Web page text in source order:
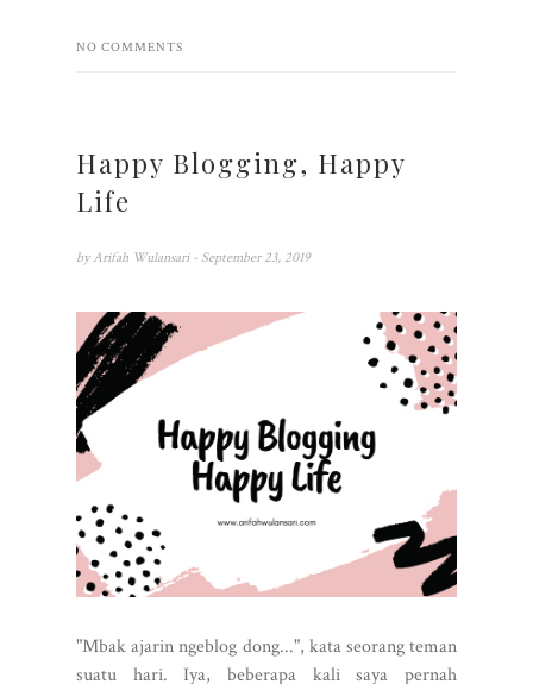
NO COMMENTS
Happy Blogging, Happy
Life
by Arifah Wulansari - September 23, 2019
"Mbak ajarin ngeblog dong...", kata seorang teman
suatu hari. Iya, beberapa kali saya pernah